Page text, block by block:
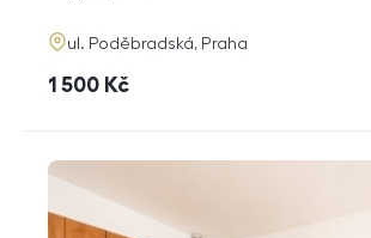
adresa
ul. Poděbradská, Praha
cena
1 500 Kč